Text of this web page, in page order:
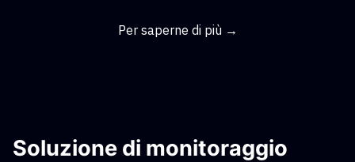
Per saperne di più →
Soluzione di monitoraggio